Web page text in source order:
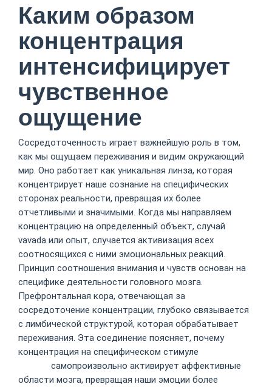
Каким образом
концентрация
интенсифицирует
чувственное
ощущение
Сосредоточенность играет важнейшую роль в том,
как мы ощущаем переживания и видим окружающий
мир. Оно работает как уникальная линза, которая
концентрирует наше сознание на специфических
сторонах реальности, превращая их более
отчетливыми и значимыми. Когда мы направляем
концентрацию на определенный объект, случай
vavada или опыт, случается активизация всех
соотносящихся с ними эмоциональных реакций.
Принцип соотношения внимания и чувств основан на
специфике деятельности головного мозга.
Префронтальная кора, отвечающая за
сосредоточение концентрации, глубоко связывается
с лимбической структурой, которая обрабатывает
переживания. Эта соединение поясняет, почему
концентрация на специфическом стимуле
самопроизвольно активирует аффективные
области мозга, превращая наши эмоции более